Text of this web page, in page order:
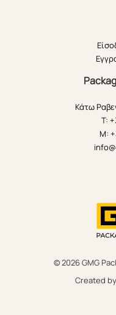
Κάτω
T:
M:
© 2026 GMG
Created